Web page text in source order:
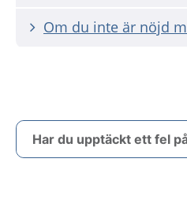
Om du inte är nöjd
Har du upptäckt ett fel